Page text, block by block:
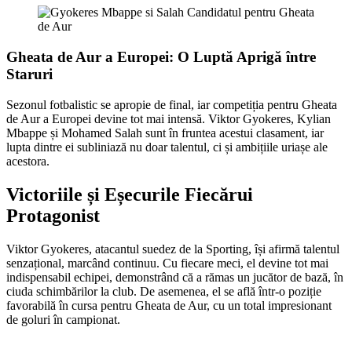
Gheata de Aur a Europei: O Luptă Aprigă între
Staruri
Sezonul fotbalistic se apropie de final, iar competiția pentru Gheata
de Aur a Europei devine tot mai intensă. Viktor Gyokeres, Kylian
Mbappe și Mohamed Salah sunt în fruntea acestui clasament, iar
lupta dintre ei subliniază nu doar talentul, ci și ambițiile uriașe ale
acestora.
Victoriile și Eșecurile Fiecărui
Protagonist
Viktor Gyokeres, atacantul suedez de la Sporting, își afirmă talentul
senzațional, marcând continuu. Cu fiecare meci, el devine tot mai
indispensabil echipei, demonstrând că a rămas un jucător de bază, în
ciuda schimbărilor la club. De asemenea, el se află într-o poziție
favorabilă în cursa pentru Gheata de Aur, cu un total impresionant
de goluri în campionat.